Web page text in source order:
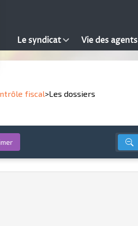
Le syndicat Vie des agents
fiscal>Les dossiers